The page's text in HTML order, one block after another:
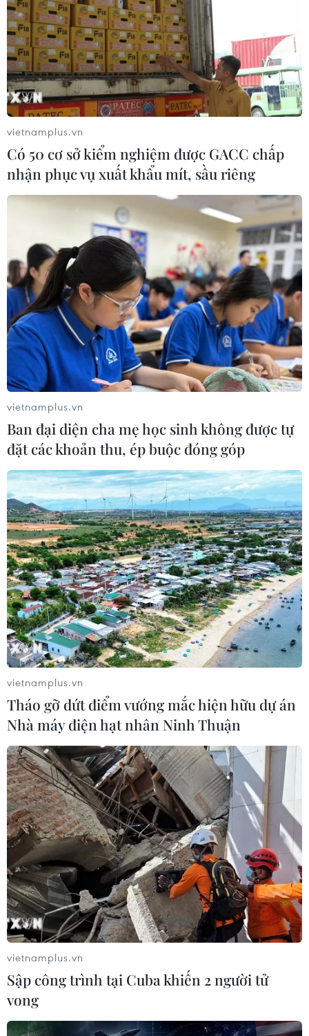
Chủ nhân Nobel Y Sinh: Tiếp tục tăng tốc
với những nghiên cứu giá trị
03/10/2023 07:29
Chủ nhân Giải Noebl Y Sinh 2023 Drew Weissman vẫn
nhận thấy còn rất nhiều việc phải làm và xác định sẽ
tăng tốc khi đang có "vị trí thuận lợi."
vietnamplus.vn
Có 50 cơ sở kiểm nghiệm được GACC chấp
nhận phục vụ xuất khẩu mít, sầu riêng
vietnamplus.vn
Ban đại diện cha mẹ học sinh không được tự
đặt các khoản thu, ép buộc đóng góp
vietnamplus.vn
Tháo gỡ dứt điểm vướng mắc hiện hữu dự án
Nhà máy điện hạt nhân Ninh Thuận
vietnamplus.vn
Sập công trình tại Cuba khiến 2 người tử
vong